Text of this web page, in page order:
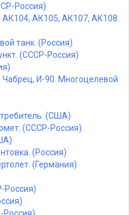
Россия)
АК105, АК107, АК108.
танк. (Россия)
(СССР-Россия)
И-90. Многоцелевой
(США)
(СССР-Россия)
(Россия)
(Германия)
Россия)